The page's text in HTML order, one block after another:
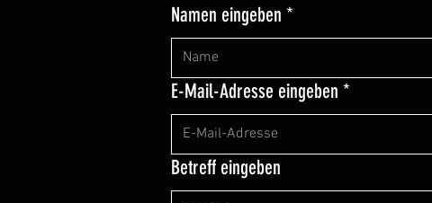
Namen eingeben
E-Mail-Adresse eingeben
Betreff eingeben